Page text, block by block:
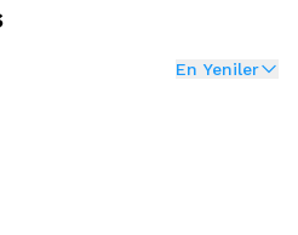
En Yeniler